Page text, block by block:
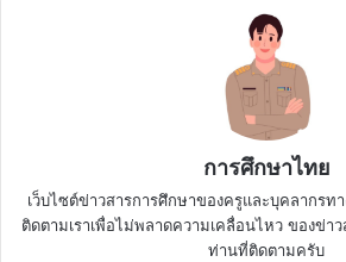
การศึกษาไทย
เว็บไซต์ข่าวสารการศึกษาของครูและบุคลากรท
ติดตามเราเพื่อไม่พลาดความเคลื่อนไหว ของข่
ท่านที่ติดตามครับ